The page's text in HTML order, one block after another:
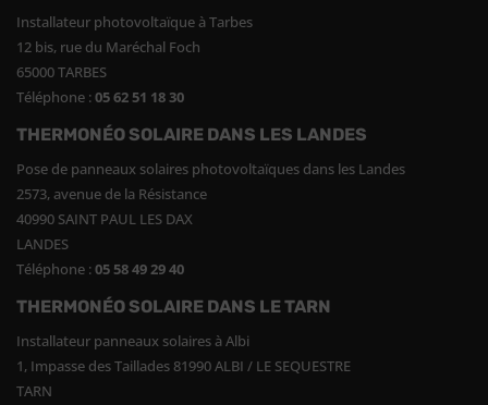
Installateur photovoltaïque à Tarbes
12 bis, rue du Maréchal Foch
65000 TARBES
Téléphone :05 62 51 18 30
THERMONÉO SOLAIRE DANS LES LANDES
Pose de panneaux solaires photovoltaïques dans les Landes
2573, avenue de la Résistance
40990 SAINT PAUL LES DAX
LANDES
Téléphone :05 58 49 29 40
THERMONÉO SOLAIRE DANS LE TARN
Installateur panneaux solaires à Albi
1, Impasse des Taillades 81990 ALBI / LE SEQUESTRE
TARN